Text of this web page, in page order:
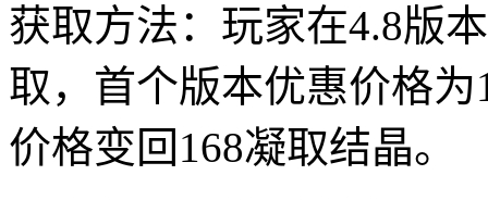
获取方法：玩家在4.8版
取，首个版本优惠价格
价格变回168凝取结晶。